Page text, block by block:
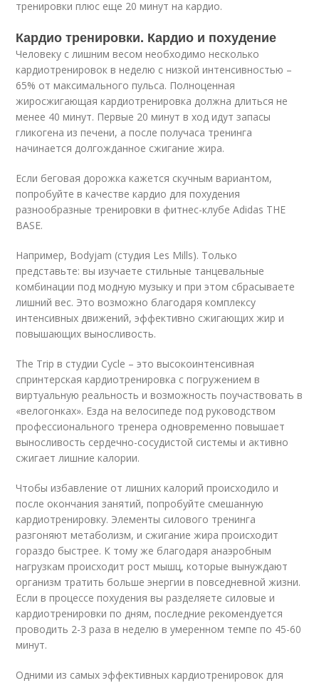
тренировки плюс еще 20 минут на кардио.
Кардио тренировки. Кардио и похудение
Человеку с лишним весом необходимо несколько
кардиотренировок в неделю с низкой интенсивностью –
65% от максимального пульса. Полноценная
жиросжигающая кардиотренировка должна длиться не
менее 40 минут. Первые 20 минут в ход идут запасы
гликогена из печени, а после получаса тренинга
начинается долгожданное сжигание жира.
Если беговая дорожка кажется скучным вариантом,
попробуйте в качестве кардио для похудения
разнообразные тренировки в фитнес-клубе Adidas THE
BASE.
Например, Bodyjam (студия Les Mills). Только
представьте: вы изучаете стильные танцевальные
комбинации под модную музыку и при этом сбрасываете
лишний вес. Это возможно благодаря комплексу
интенсивных движений, эффективно сжигающих жир и
повышающих выносливость.
The Trip в студии Cycle – это высокоинтенсивная
спринтерская кардиотренировка с погружением в
виртуальную реальность и возможность поучаствовать в
«велогонках». Езда на велосипеде под руководством
профессионального тренера одновременно повышает
выносливость сердечно-сосудистой системы и активно
сжигает лишние калории.
Чтобы избавление от лишних калорий происходило и
после окончания занятий, попробуйте смешанную
кардиотренировку. Элементы силового тренинга
разгоняют метаболизм, и сжигание жира происходит
гораздо быстрее. К тому же благодаря анаэробным
нагрузкам происходит рост мышц, которые вынуждают
организм тратить больше энергии в повседневной жизни.
Если в процессе похудения вы разделяете силовые и
кардиотренировки по дням, последние рекомендуется
проводить 2-3 раза в неделю в умеренном темпе по 45-60
минут.
Одними из самых эффективных кардиотренировок для